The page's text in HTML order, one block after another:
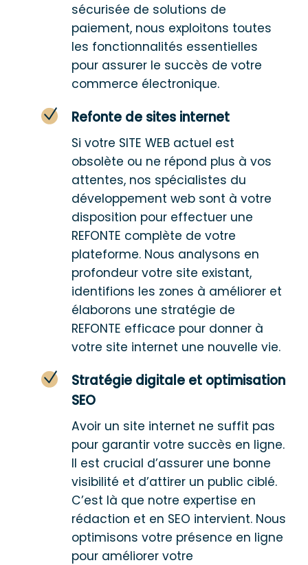
sécurisée de solutions de
paiement, nous exploitons toutes
les fonctionnalités essentielles
pour assurer le succès de votre
commerce électronique.
Refonte de sites internet
Si votre SITE WEBactuel est
obsolète ou ne répond plus à vos
attentes, nos spécialistes du
développement web sont à votre
disposition pour effectuer une
REFONTE complète de votre
plateforme. Nous analysons en
profondeur votre site existant,
identifions les zones à améliorer et
élaborons une stratégie de
REFONTE efficace pour donner à
votre site internet une nouvelle vie.
Stratégie digitale et optimisation
SEO
Avoir un site internet ne suffit pas
pour garantir votre succès en ligne.
Il est crucial d’assurer une bonne
visibilité et d’attirer un public ciblé.
C’est là que notre expertise en
rédaction et en SEO intervient. Nous
optimisons votre présence en ligne
pour améliorer votre